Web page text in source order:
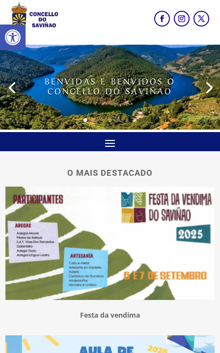
Abrir barra de ferramentas
BENVIDAS E BENVIDOS O
CONCELLO DO SAVIÑAO
O MAIS DESTACADO
Festa da vendima